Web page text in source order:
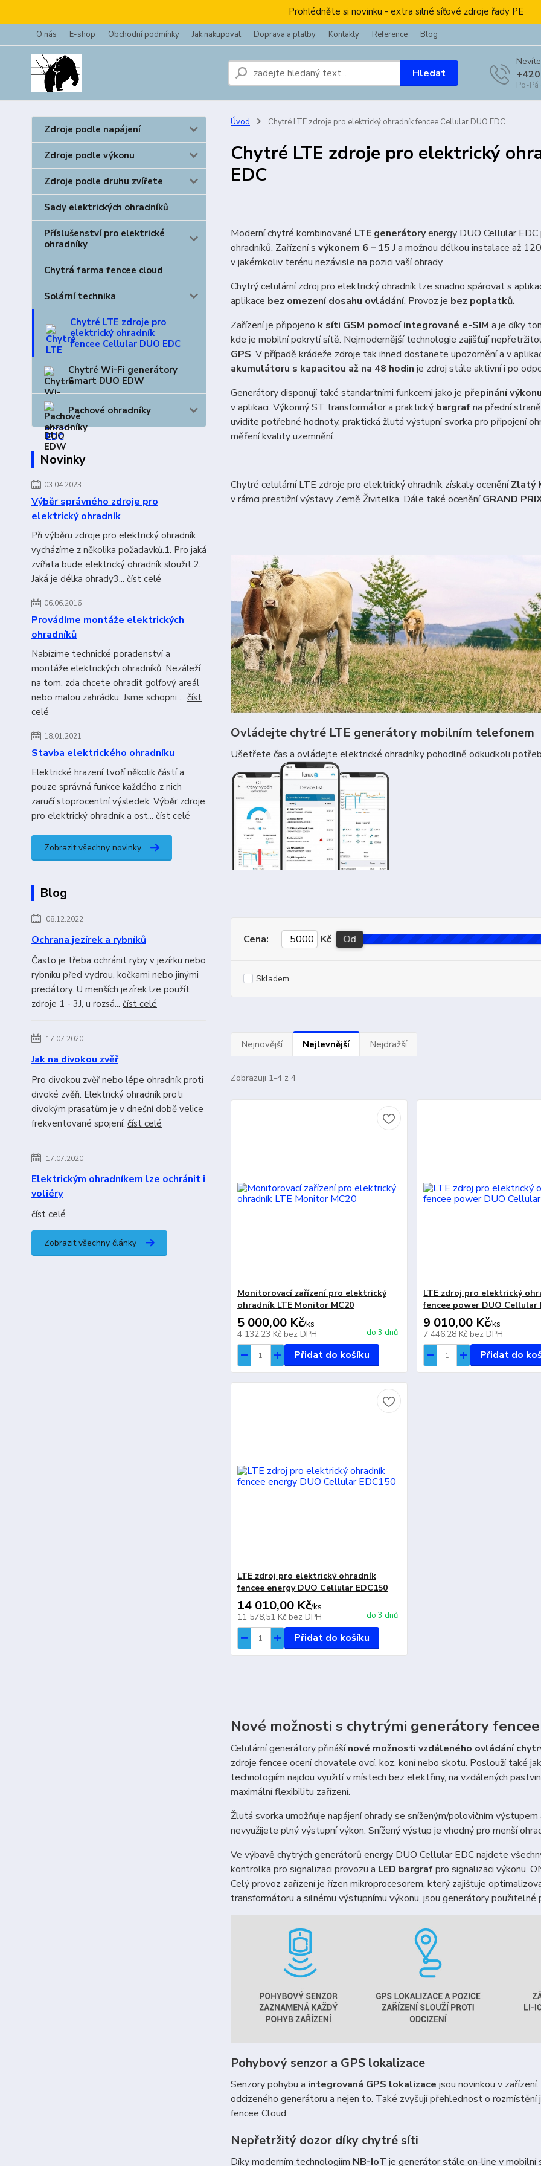
Prohlédněte si novinku - extra silné síťové zdroje řady PE
O nás E-shop Obchodní podmínky Jak nakupovat Doprava a platby Kontakty Reference Blog
Hledat
Po-
Zdroje podle napájení
Zdroje podle výkonu
Zdroje podle druhu zvířete
Sady elektrických ohradníků
Příslušenství pro elektrické
ohradníky
Chytrá farma fencee cloud
Solární technika
Chytré LTE zdroje pro
elektrický ohradník
fencee Cellular DUO EDC
Chytré Wi-Fi generátory
Smart DUO EDW
Pachové ohradníky
Novinky
03.04.2023
Výběr správného zdroje pro
elektrický ohradník
Při výběru zdroje pro elektrický ohradník
vycházíme z několika požadavků.1. Pro jaká
zvířata bude elektrický ohradník sloužit.2.
Jaká je délka ohrady3... číst celé
06.06.2016
Provádíme montáže elektrických
ohradníků
Nabízíme technické poradenství a
montáže elektrických ohradníků. Nezáleží
na tom, zda chcete ohradit golfový areál
nebo malou zahrádku. Jsme schopni ... číst
celé
18.01.2021
Stavba elektrického ohradníku
Elektrické hrazení tvoří několik částí a
pouze správná funkce každého z nich
zaručí stoprocentní výsledek. Výběr zdroje
pro elektrický ohradník a ost... číst celé
Zobrazit všechny novinky
Blog
08.12.2022
Ochrana jezírek a rybníků
Často je třeba ochránit ryby v jezírku nebo
rybníku před vydrou, kočkami nebo jinými
predátory. U menších jezírek lze použít
zdroje 1 - 3J, u rozsá... číst celé
17.07.2020
Jak na divokou zvěř
Pro divokou zvěř nebo lépe ohradník proti
divoké zvěři. Elektrický ohradník proti
divokým prasatům je v dnešní době velice
frekventované spojení. číst celé
17.07.2020
Elektrickým ohradníkem lze ochránit i
voliéry
číst celé
Zobrazit všechny články
Úvod Chytré LTE zdroje pro elektrický ohradník fencee Cellular DUO EDC
Chytré LTE zdroje pro elektrický
EDC
Moderní chytré kombinované LTE generátoryenergy DUO Cellular
ohradníků. Zařízení s výkonem 6 – 15 J a možnou délkou instalace až
v jakémkoliv terénu nezávisle na pozici vaší ohrady.
Chytrý celulární zdroj pro elektrický ohradník lze snadno spárovat s
aplikace bez omezení dosahu ovládání. Provoz je bez poplatků.
Zařízení je připojeno k síti GSM pomocí integrované e-SIM a je díky
kde je mobilní pokrytí sítě. Nejmodernější technologie zajišťují
GPS. V případě krádeže zdroje tak ihned dostanete upozornění a v
akumulátoru s kapacitou až na 48 hodin je zdroj stále aktivní i po
Generátory disponují také standartními funkcemi jako je přepínání
v aplikaci. Výkonný ST transformátor a praktický bargrafna přední
uvidíte potřebné hodnoty, praktická žlutá výstupní svorka pro připojení
měření kvality uzemnění.
Chytré celulární LTE zdroje pro elektrický ohradník získaly oceněníZlatý
v rámci prestižní výstavy Země Živitelka. Dále také oceněníGRAND
Ovládejte chytré LTE generátory mobilním telefonem
Ušetřete čas a ovládejte elektrické ohradníky pohodlně odkudkoli
Cena: Kč Od
Skladem
Nejnovější Nejlevnější Nejdražší
Zobrazuji 1-4 z 4
Monitorovací zařízení pro elektrický
ohradník LTE Monitor MC20
5 000,00 Kč/ks
4 132,23 Kč bez DPH do 3 dnů
Přidat do košíku
LTE zdroj pro elektrický
fencee power DUO Cellular
9 010,00 Kč/ks
7 446,28 Kč bez DPH
Přidat do
LTE zdroj pro elektrický ohradník
fencee energy DUO Cellular EDC150
14 010,00 Kč/ks
11 578,51 Kč bez DPH do 3 dnů
Přidat do košíku
Nové možnosti s chytrými generátory
Celulární generátory přinášínové možnosti vzdáleného ovládání
zdroje fencee ocení chovatele ovcí, koz, koní nebo skotu. Poslouží také
technologiím najdou využití v místech bez elektřiny, na vzdálených
maximální flexibilitu zařízení.
Žlutá svorka umožňuje napájení ohrady se sníženým/polovičním
nevyužijete plný výstupní výkon. Snížený výstup je vhodný pro menší
Ve výbavě chytrých generátorů energy DUO Cellular EDC najdete
kontrolka pro signalizaci provozu a LED bargrafpro signalizaci výkonu.
Celý provoz zařízení je řízen mikroprocesorem, který zajišťuje
transformátoru a silnému výstupnímu výkonu, jsou generátory použitelné
Pohybový senzor a GPS lokalizace
Senzory pohybu a integrovaná GPS lokalizace jsou novinkou v
odcizeného generátoru a nejen to. Také zvyšují přehlednost o
fencee Cloud.
Nepřetržitý dozor díky chytré síti
Díky moderním technologiím NB-IoT je generátor stále on-line v mobilní